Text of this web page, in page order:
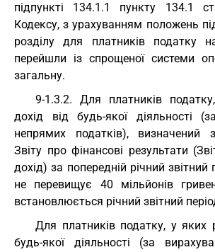
підпункті 134.1.1 пункту 134.1
Кодексу, з урахуванням положень
розділу для платників податку
перейшли із спрощеної системи
загальну.
9-1.3.2. Для платників
дохід від будь-якої діяльності
непрямих податків), визначений
Звіту про фінансові результати
дохід) за попередній річний звітний
не перевищує 40 мільйонів
встановлюється річний звітний
Для платників податку, у яких
будь-якої діяльності (за